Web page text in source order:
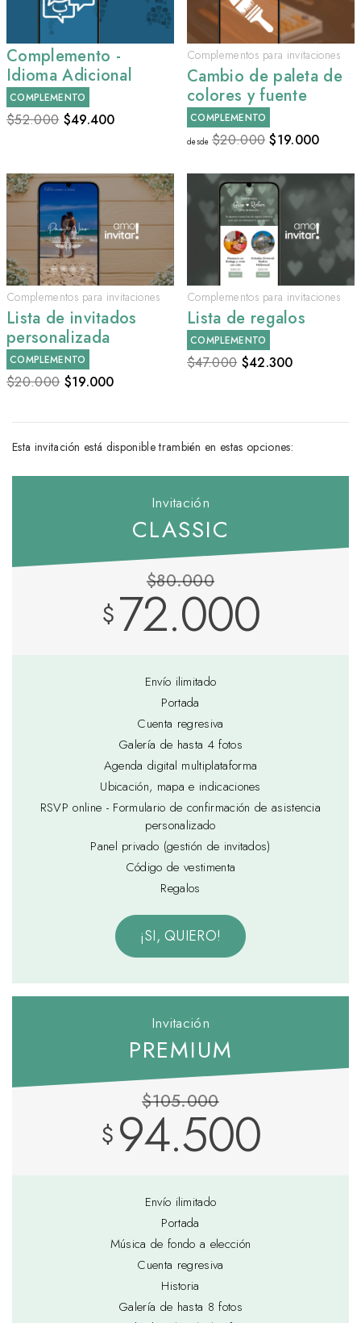
Complemento -
Idioma Adicional
COMPLEMENTO
$52.000$49.400
Complementos para invitaciones
Cambio de paleta de
colores y fuente
COMPLEMENTO
desde $20.000$19.000
Complementos para invitaciones
Lista de invitados
personalizada
COMPLEMENTO
$20.000$19.000
Complementos para invitaciones
Lista de regalos
COMPLEMENTO
$47.000$42.300
Esta invitación está disponible trambién en estas opciones:
Invitación
CLASSIC
$80.000
$72.000
Envío ilimitado
Portada
Cuenta regresiva
Galería de hasta 4 fotos
Agenda digital multiplataforma
Ubicación, mapa e indicaciones
RSVP online - Formulario de confirmación de asistencia
personalizado
Panel privado (gestión de invitados)
Código de vestimenta
Regalos
¡SI, QUIERO!
Invitación
PREMIUM
$105.000
$ 94.500
Envío ilimitado
Portada
Música de fondo a elección
Cuenta regresiva
Historia
Galería de hasta 8 fotos